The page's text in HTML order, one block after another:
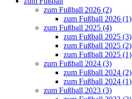
zum Fußball 2026 (2)
zum Fußball 2026 (1)
zum Fußball 2025 (4)
zum Fußball 2025 (3)
zum Fußball 2025 (2)
zum Fußball 2025 (1)
zum Fußball 2024 (3)
zum Fußball 2024 (2)
zum Fußball 2024 (1)
zum Fußball 2023 (3)